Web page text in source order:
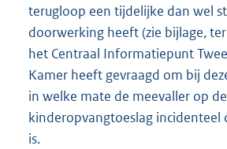
terugloop een tijdelijke dan wel
doorwerking heeft (zie bijlage,
het Centraal Informatiepunt
Kamer heeft gevraagd om bij
in welke mate de meevaller op de
kinderopvangtoeslag incidenteel
is.